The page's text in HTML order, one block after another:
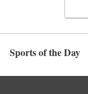
Sports of the Day